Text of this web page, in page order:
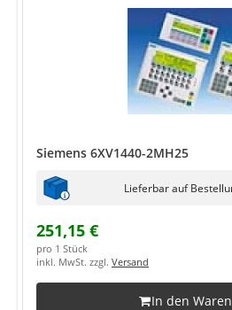
Siemens 6XV1440-2MH25
Lieferbar auf
251,15 €
pro 1 Stück
inkl. MwSt. zzgl. Versand
In den